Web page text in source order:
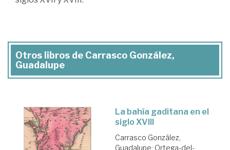
Otros libros de Carrasco González,
Guadalupe
La bahía gaditana en el
siglo XVIII
Carrasco González,
Guadalupe; Ortega-del-